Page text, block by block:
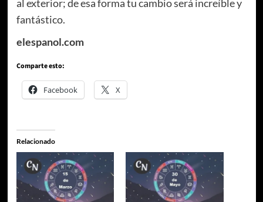
al exterior; de esa forma tu cambio será increíble y
fantástico.
elespanol.com
Comparte esto:
Facebook X
Relacionado